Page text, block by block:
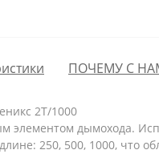
ПОЧЕМУ С
2Т/1000
элементом дымохода.
250, 500, 1000, что